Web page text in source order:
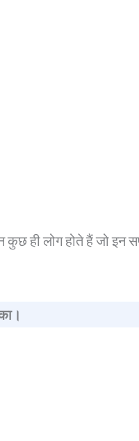
कुछ ही लोग होते हैं जो इन